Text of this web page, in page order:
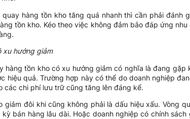
hàng tồn kho tăng quá nhanh thì cần phải đánh
tồn kho. Kéo theo việc không đảm bảo đáp ứng
xu hướng giảm
hàng tồn kho có xu hướng giảm có nghĩa là đang gặp
hiệu quả. Trường hợp này có thể do doanh nghiệp
các chi phí lưu trữ cũng tăng lên đáng kể.
đôi khi cũng không phải là dấu hiệu xấu. Vòng
bán hàng lâu dài. Hoặc doanh nghiệp có chính